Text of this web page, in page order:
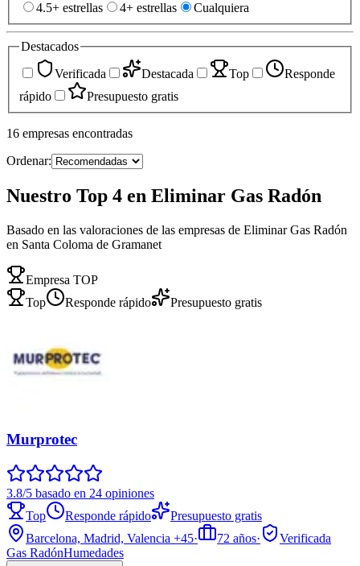
4.5+ estrellas
4+ estrellas Cualquiera
Destacados
Verificada
Destacada Top
Responde
rápido
Presupuesto gratis
16 empresas encontradas
Ordenar:
Nuestro Top 4 en Eliminar Gas Radón
Basado en las valoraciones de las empresas de Eliminar Gas Radón
en Santa Coloma de Gramanet
Empresa TOP
Top
Responde rápido Presupuesto gratis
Murprotec
3.8/5 basado en 24 opiniones
Top
Responde rápido
Presupuesto gratis
Barcelona, Madrid, Valencia +45· 72 años·
Verificada
Gas RadónHumedades